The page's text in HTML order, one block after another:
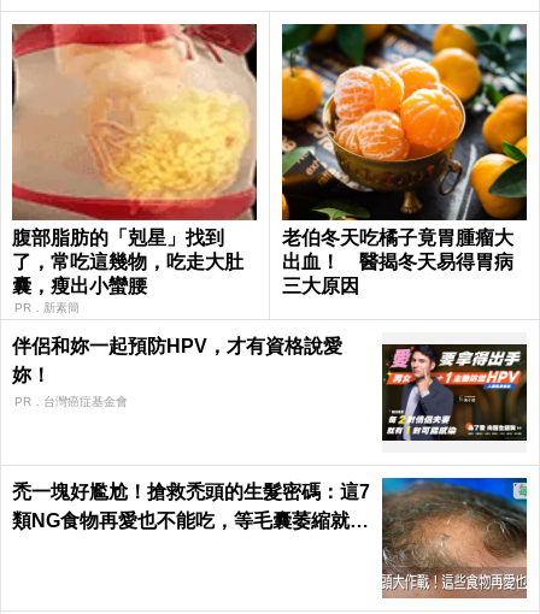
腹部脂肪的「剋星」找到
了，常吃這幾物，吃走大肚
囊，瘦出小蠻腰
PR．新素簡
老伯冬天吃橘子竟胃腫瘤大
出血！ 醫揭冬天易得胃病
三大原因
伴侶和妳一起預防HPV，才有資格說愛
妳！
PR．台灣癌症基金會
禿一塊好尷尬！搶救禿頭的生髮密碼：這7
類NG食物再愛也不能吃，等毛囊萎縮就來